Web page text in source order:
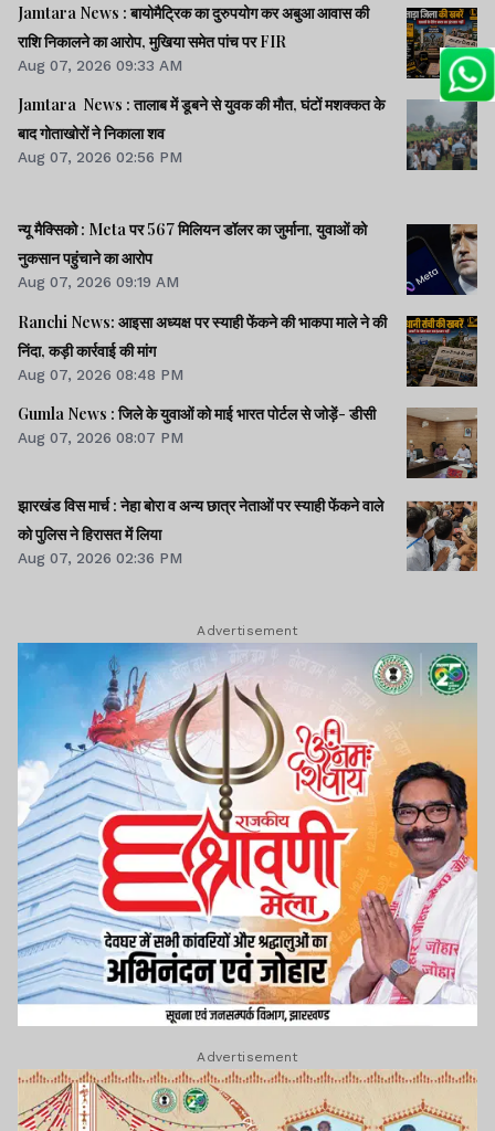
Jamtara News : बायोमैट्रिक का दुरुपयोग कर अबुआ आवास की
राशि निकालने का आरोप, मुखिया समेत पांच पर FIR
Aug 07, 2026 09:33 AM
Jamtara News : तालाब में डूबने से युवक की मौत, घंटों मशक्कत के
बाद गोताखोरों ने निकाला शव
Aug 07, 2026 02:56 PM
न्यू मैक्सिको : Meta पर 567 मिलियन डॉलर का जुर्माना, युवाओं को
नुकसान पहुंचाने का आरोप
Aug 07, 2026 09:19 AM
Ranchi News: आइसा अध्यक्ष पर स्याही फेंकने की भाकपा माले ने की
निंदा, कड़ी कार्रवाई की मांग
Aug 07, 2026 08:48 PM
Gumla News : जिले के युवाओं को माई भारत पोर्टल से जोड़ें- डीसी
Aug 07, 2026 08:07 PM
झारखंड विस मार्च : नेहा बोरा व अन्य छात्र नेताओं पर स्याही फेंकने वाले
को पुलिस ने हिरासत में लिया
Aug 07, 2026 02:36 PM
Advertisement
Advertisement